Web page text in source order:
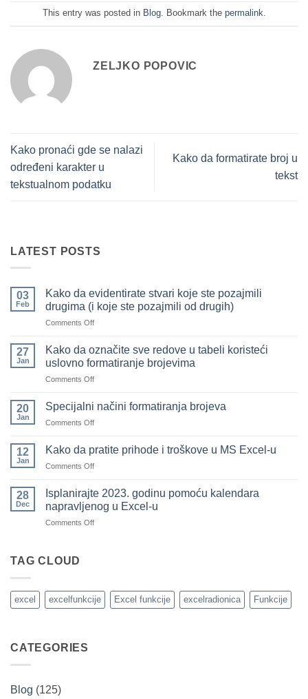
This entry was posted in Blog. Bookmark the permalink
ZELJKO POPOVIC
Kako pronaći gde se nalazi
određeni karakter u
tekstualnom podatku
Kako da formatirate broj u
tekst
LATEST POSTS
03
Feb
Kako da evidentirate stvari koje ste pozajmili
drugima (i koje ste pozajmili od drugih)
Comments Offon
da
evidentirate
stvari
koje
pozajmili
ste
pozajmili
27
Jan
Kako da označite sve redove u tabeli koristeći
uslovno formatiranje brojevima
Comments Offon
da
u
formatiranje
brojevima
20
Jan
Specijalni načini formatiranja brojeva
Comments Offon
načini
formatiranja
12
Jan
Kako da pratite prihode i troškove u MS Excel-u
Comments Offon
da
prihode
i
28
Dec
Isplanirajte 2023. godinu pomoću kalendara
napravljenog u Excel-u
Comments Offon
napravljenog
u
TAG CLOUD
excel excelfunkcije Excel funkcije excelradionica Funkcije
CATEGORIES
Blog (125)